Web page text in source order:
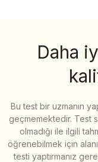
Daha
Bu test bir uzmanın
geçmemektedir. Test
olmadığı ile ilgili
öğrenebilmek için
testi yaptırmanız